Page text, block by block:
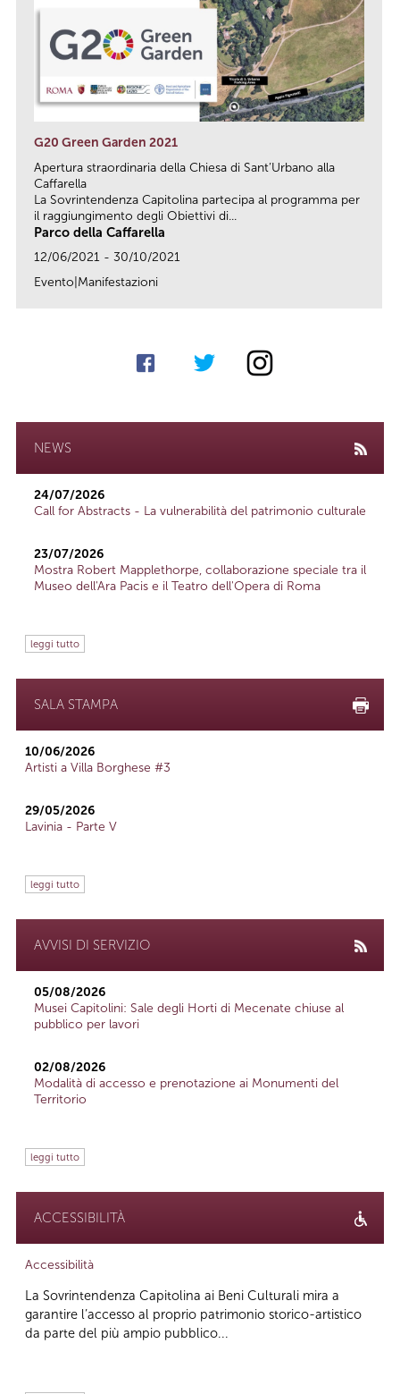
G20 Green Garden 2021
Apertura straordinaria della Chiesa di Sant’Urbano alla
Caffarella
La Sovrintendenza Capitolina partecipa al programma per
il raggiungimento degli Obiettivi di...
Parco della Caffarella
12/06/2021 - 30/10/2021
Evento|Manifestazioni
NEWS
24/07/2026
Call for Abstracts - La vulnerabilità del patrimonio culturale
23/07/2026
Mostra Robert Mapplethorpe, collaborazione speciale tra il
Museo dell'Ara Pacis e il Teatro dell'Opera di Roma
leggi tutto
SALA STAMPA
10/06/2026
Artisti a Villa Borghese #3
29/05/2026
Lavinia - Parte V
leggi tutto
AVVISI DI SERVIZIO
05/08/2026
Musei Capitolini: Sale degli Horti di Mecenate chiuse al
pubblico per lavori
02/08/2026
Modalità di accesso e prenotazione ai Monumenti del
Territorio
leggi tutto
ACCESSIBILITÀ
Accessibilità
La Sovrintendenza Capitolina ai Beni Culturali mira a
garantire l’accesso al proprio patrimonio storico-artistico
da parte del più ampio pubblico...